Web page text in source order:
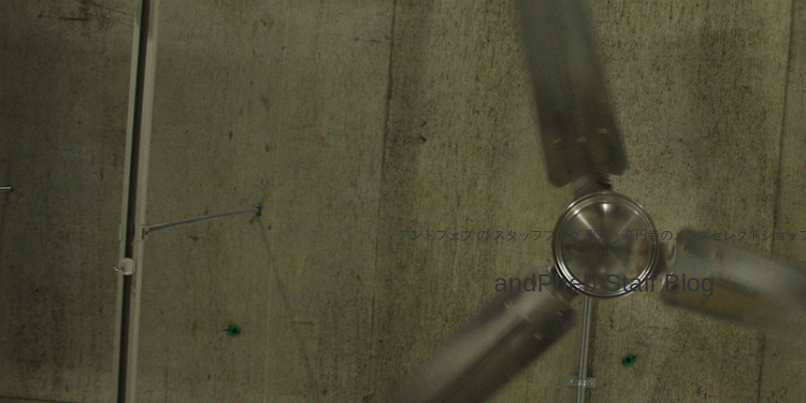
アンドフェブ の スタッフブログ 東京・高円寺のメンズセレクトショッ
andPheb Staff Blog